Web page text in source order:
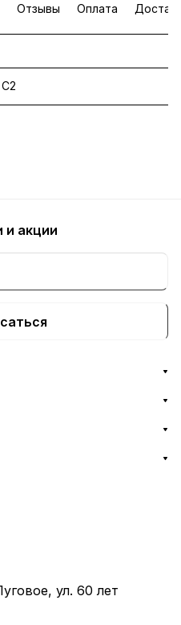
Отзывы Оплата
С2
и акции
ул. 60 лет